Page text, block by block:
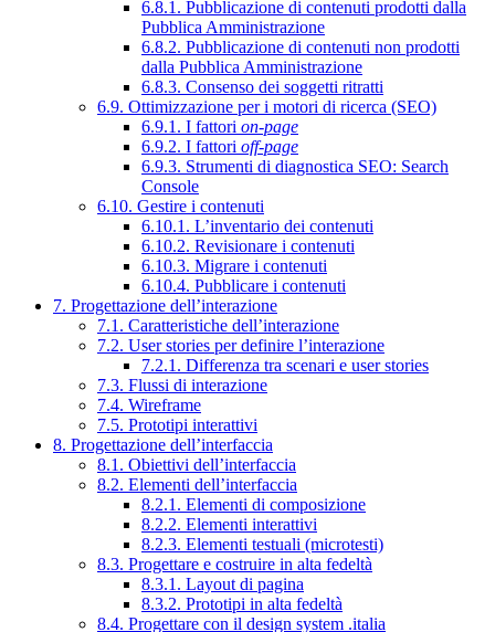
6.8.1. Pubblicazione di contenuti prodotti dalla
Pubblica Amministrazione
6.8.2. Pubblicazione di contenuti non prodotti
dalla Pubblica Amministrazione
6.8.3. Consenso dei soggetti ritratti
6.9. Ottimizzazione per i motori di ricerca (SEO)
6.9.1. I fattori on-page
6.9.2. I fattori off-page
6.9.3. Strumenti di diagnostica SEO: Search
Console
6.10. Gestire i contenuti
6.10.1. L’inventario dei contenuti
6.10.2. Revisionare i contenuti
6.10.3. Migrare i contenuti
6.10.4. Pubblicare i contenuti
7. Progettazione dell’interazione
7.1. Caratteristiche dell’interazione
7.2. User stories per definire l’interazione
7.2.1. Differenza tra scenari e user stories
7.3. Flussi di interazione
7.4. Wireframe
7.5. Prototipi interattivi
8. Progettazione dell’interfaccia
8.1. Obiettivi dell’interfaccia
8.2. Elementi dell’interfaccia
8.2.1. Elementi di composizione
8.2.2. Elementi interattivi
8.2.3. Elementi testuali (microtesti)
8.3. Progettare e costruire in alta fedeltà
8.3.1. Layout di pagina
8.3.2. Prototipi in alta fedeltà
8.4. Progettare con il design system .italia